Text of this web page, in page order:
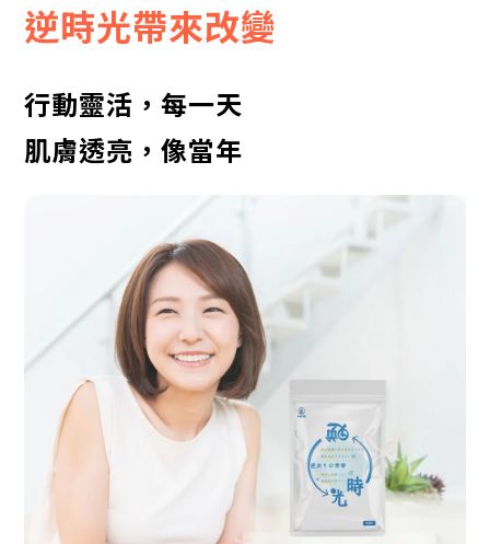
逆時光帶來改變
行動靈活，每一天
肌膚透亮，像當年